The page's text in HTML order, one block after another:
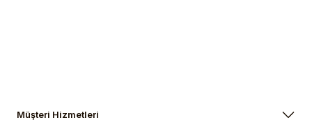
Müşteri Hizmetleri